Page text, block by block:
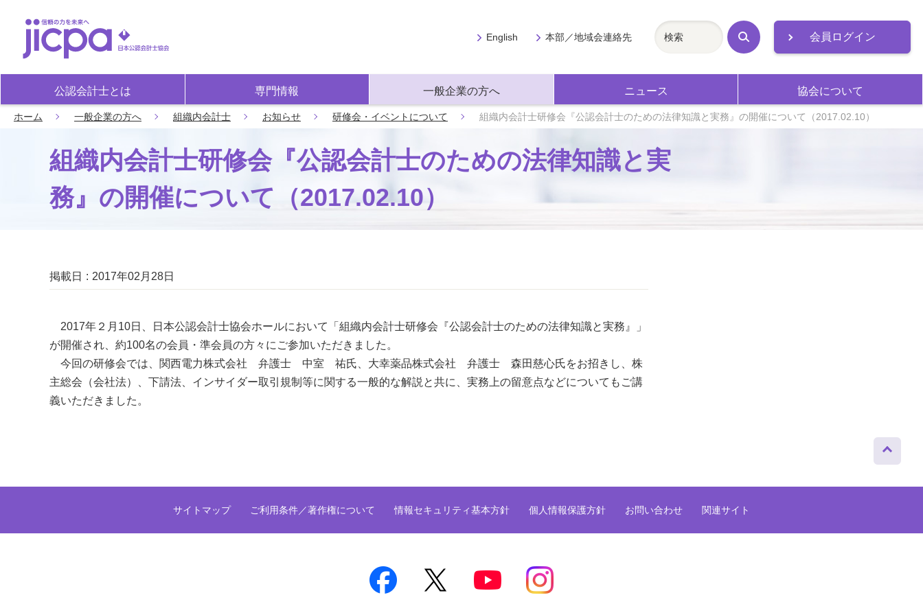
会員ログイン
公認会計士とは 専門情報 一般企業の方へ ニュース 協会について
English 本部／地域会連絡先
検
索
ホーム 一般企業の方へ 組織内会計士 お知らせ 研修会・イベントについて 組織内会計士研修会『公認会計士のための法律知識と実務』の開催について（2017.02.10）
組織内会計士研修会『公認会計士のための法律知識と実
務』の開催について（2017.02.10）
掲載日 2017年02月28日
2017年２月10日、日本公認会計士協会ホールにおいて「組織内会計士研修会『公認会計士のための法律知識と実務』」
が開催され、約100名の会員・準会員の方々にご参加いただきました。
今回の研修会では、関西電力株式会社 弁護士 中室 祐氏、大幸薬品株式会社 弁護士 森田慈心氏をお招きし、株
主総会（会社法）、下請法、インサイダー取引規制等に関する一般的な解説と共に、実務上の留意点などについてもご講
義いただきました。
ップへ
サイトマップ ご利用条件／著作権について 情報セキュリティ基本方針 個人情報保護方針 お問い合わせ 関連サイト